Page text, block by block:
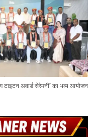
टाइटन अवार्ड सेरेमनी’ का भव्य आयोजन